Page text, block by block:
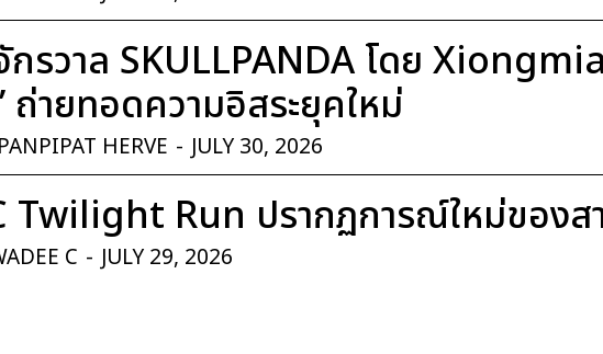
กรวาล SKULLPANDA โดย
ถ่ายทอดความอิสระยุคใหม่
HERVE - JULY 30, 2026
Twilight Run ปรากฏการณ์ใหม่ของส
C - JULY 29, 2026